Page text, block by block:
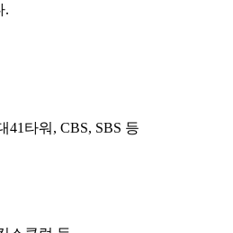
.
41타워, CBS, SBS 등